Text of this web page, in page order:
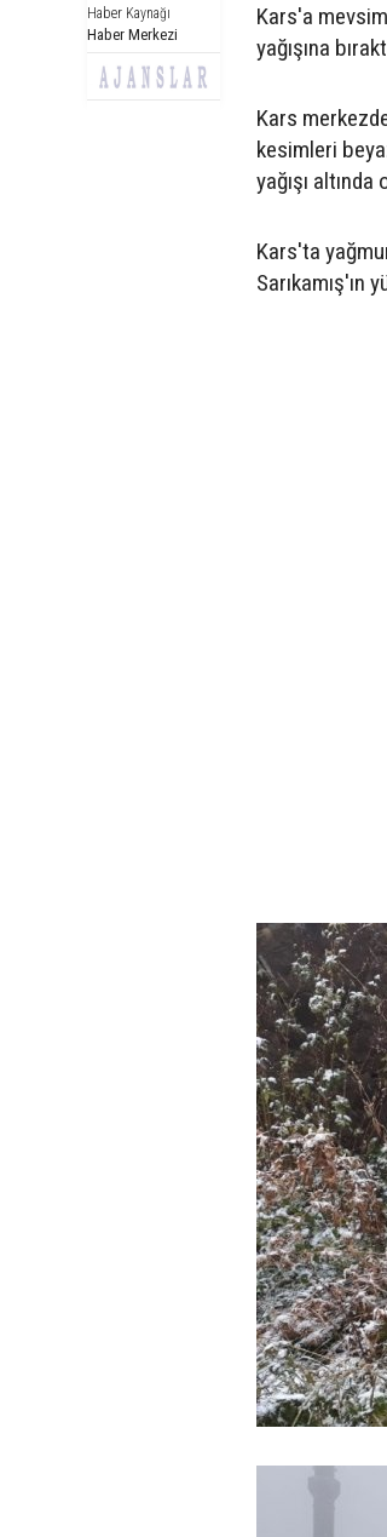
Haber Kaynağı
Haber Merkezi
Kars'a
yağışına
Kars
kesimleri
yağışı
Kars'ta
Sarıkamış'ın